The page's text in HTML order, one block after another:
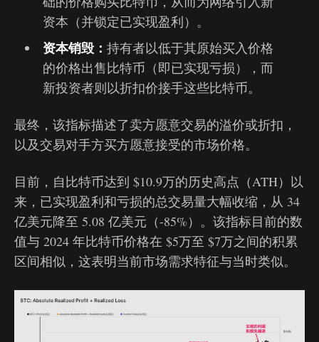
资本（并锁定已实现盈利）。
资本销毁： 持有者以低于其原始买入价格
的价格出售比特币（即已实现亏损），而
新投资者则以折扣价接手这些比特币。
最终，该指标描述了卖方愿意交易的溢价或折扣，
以及交易对手方买方愿意接受的市场价格。
目前，自比特币达到 $10.9万的历史高点（ATH）以
来，已实现盈利和亏损的总交易量大幅收缩，从 34
亿美元降至 5.08 亿美元（-85%）。该指标目前的数
值与 2024 年比特币价格在 $5万至 $7万之间的积累
区间相似，这表明当前市场需求特征与当时类似。